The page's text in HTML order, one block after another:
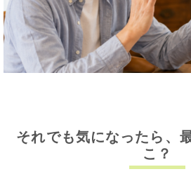
それでも気になったら、
こ？